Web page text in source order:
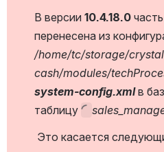
В версии 10.4.18.0
/home/tc/storage/
cash/modules/
system-config.xml в
таблицу
Это касается